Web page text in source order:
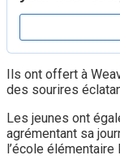
Ils ont offert à
des sourires
Les jeunes ont
agrémentant sa
l’école élémentaire